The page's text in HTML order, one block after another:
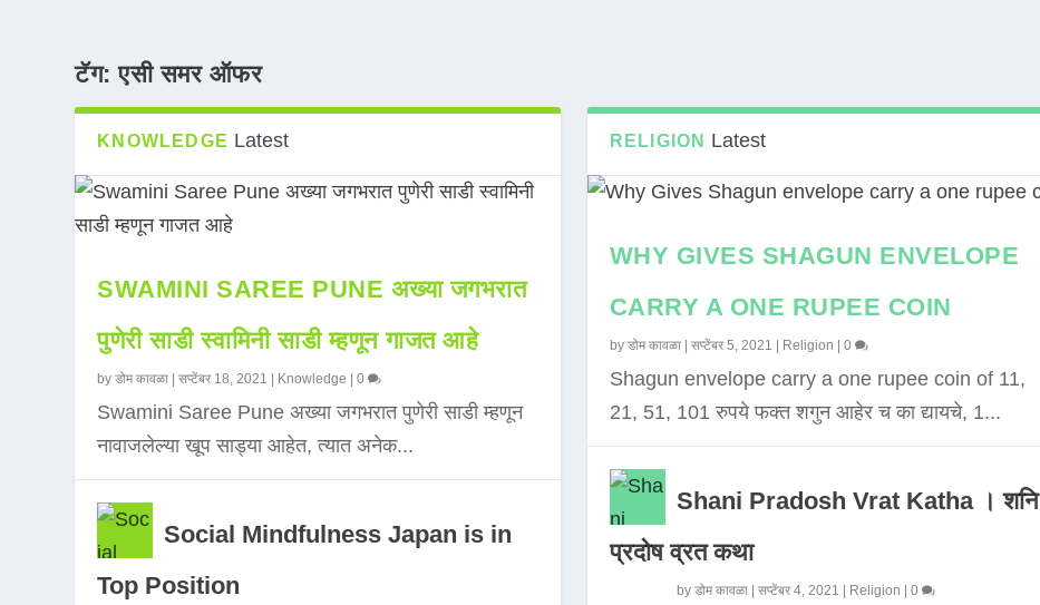
टॅग:एसी समर ऑफर
KNOWLEDGE Latest
SWAMINI SAREE PUNE अख्या जगभरात
पुणेरी साडी स्वामिनी साडी म्हणून गाजत आहे
byडोम कावळा |सप्टेंबर 18, 2021 Knowledge |0
Swamini Saree Pune अख्या जगभरात पुणेरी साडी म्हणून
नावाजलेल्या खूप साड्या आहेत, त्यात अनेक...
Social Mindfulness Japan is in
Top Position
RELIGION Latest
WHY GIVES SHAGUN ENVELOPE
CARRY A ONE RUPEE COIN
by डोम कावळा| सप्टेंबर 5, 2021 Religion 0
Shagun envelope carry a one rupee coin of 11,
21, 51, 101 रुपये फक्त शगुन आहेर च का द्यायचे, 1...
Shani Pradosh Vrat Katha । शनि
प्रदोष व्रत कथा
by डोम कावळा| सप्टेंबर 4, 2021 Religion 0